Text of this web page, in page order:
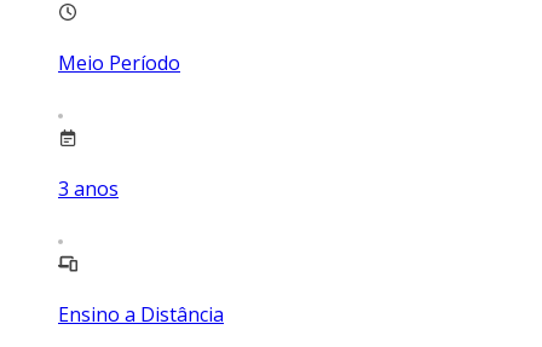
Meio Período
3 anos
Ensino a Distância